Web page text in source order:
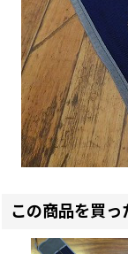
この商品を買